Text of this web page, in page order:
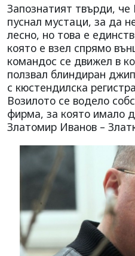
Запознатият твърди, че
пуснал мустаци, за да
лесно, но това е
която е взел спрямо
командос се движел в
ползвал блиндиран
с кюстендилска
Возилото се водело
фирма, за която имало
Златомир Иванов –